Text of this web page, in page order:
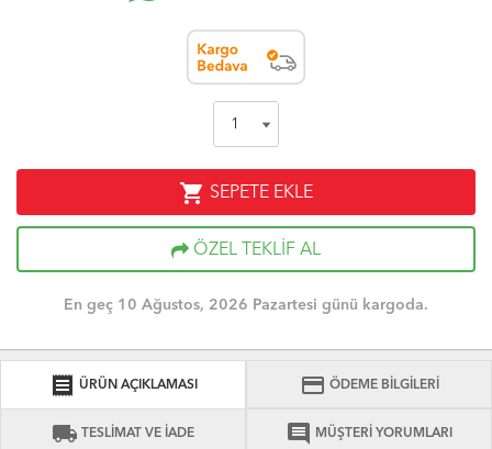
shopping_cart SEPETE EKLE
ÖZEL TEKLİF AL
En geç 10 Ağustos, 2026 Pazartesi günü kargoda.
receipt ÜRÜN AÇIKLAMASI credit_card ÖDEME BİLGİLERİ
local_shipping TESLİMAT VE İADE comment MÜŞTERİ YORUMLARI